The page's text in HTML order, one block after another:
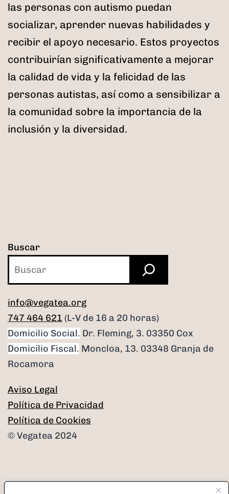
las personas con autismo puedan
socializar, aprender nuevas habilidades y
recibir el apoyo necesario. Estos proyectos
contribuirían significativamente a mejorar
la calidad de vida y la felicidad de las
personas autistas, así como a sensibilizar a
la comunidad sobre la importancia de la
inclusión y la diversidad.
Buscar
info@vegatea.org
747 464 621 (L-V de 16 a 20 horas)
Domicilio Social. Dr. Fleming, 3. 03350 Cox
Domicilio Fiscal. Moncloa, 13. 03348 Granja de
Rocamora
Aviso Legal
Política de Privacidad
Política de Cookies
© Vegatea 2024